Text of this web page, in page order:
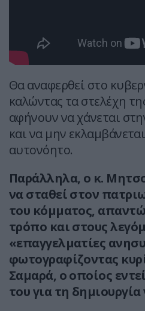
Θα αναφερθεί στο
καλώντας τα στελέχη
αφήνουν να χάνεται
και να μην
αυτονόητο.
Παράλληλα, ο κ.
να σταθεί στον
του κόμματος,
τρόπο και στους
«επαγγελματίες
φωτογραφίζοντας
Σαμαρά, ο οποίος
του για τη